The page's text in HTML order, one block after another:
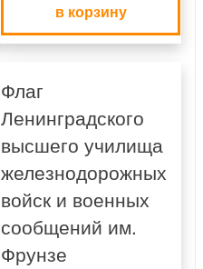
в корзину
Флаг
Ленинградского
высшего училища
железнодорожных
войск и военных
сообщений им.
Фрунзе